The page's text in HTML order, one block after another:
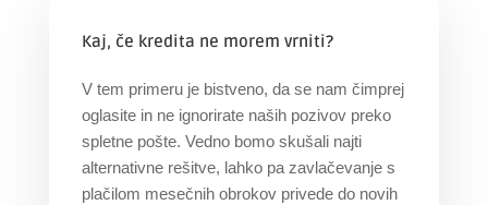
Kaj, če kredita ne morem vrniti?
V tem primeru je bistveno, da se nam čimprej
oglasite in ne ignorirate naših pozivov preko
spletne pošte. Vedno bomo skušali najti
alternativne rešitve, lahko pa zavlačevanje s
plačilom mesečnih obrokov privede do novih